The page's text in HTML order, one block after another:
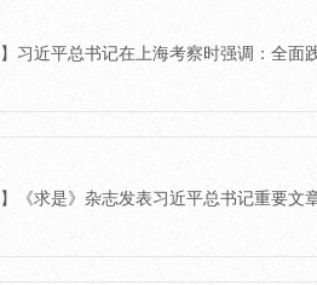
】习近平总书记在上海考察时强调：全
】《求是》杂志发表习近平总书记重要文